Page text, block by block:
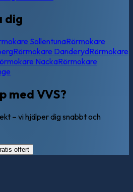
dig
SollentunaRörmokare
Rörmokare DanderydRörmokare
NackaRörmokare
med VVS?
– vi hjälper dig snabbt och
offert